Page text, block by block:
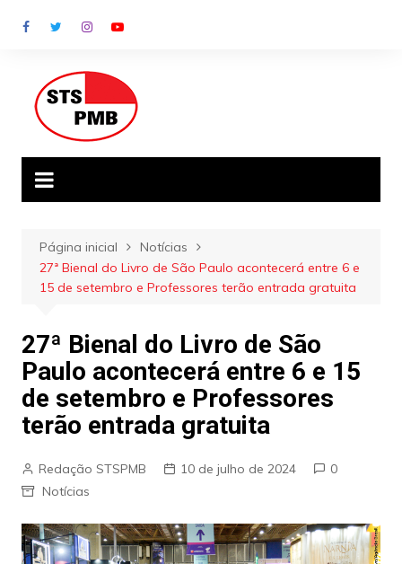
para
conteúdo
Página inicial
Notícias
27ª Bienal do Livro de São Paulo acontecerá entre 6 e
15 de setembro e Professores terão entrada gratuita
27ª Bienal do Livro de São
Paulo acontecerá entre 6 e 15
de setembro e Professores
terão entrada gratuita
Redação STSPMB 10 de julho de 2024
0
Notícias